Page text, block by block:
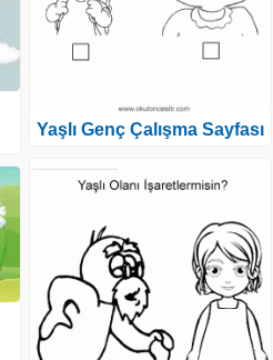
Yaşlı Genç Çalışma Sayfası